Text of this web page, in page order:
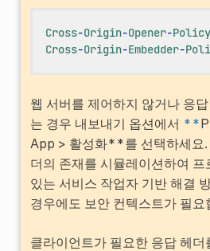
Cross-Origin-Opener-Policy
Cross-Origin-Embedder-
웹 서버를 제어하지 않거나 응
는 경우 내보내기 옵션에서 **
App > 활성화**를 선택하세요.
더의 존재를 시뮬레이션하여
있는 서비스 작업자 기반 해결
경우에도 보안 컨텍스트가 필요
클라이언트가 필요한 응답 헤